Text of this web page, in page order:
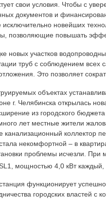
свои условия. Чтобы с
документов и
новейших
позволяющие повышать
новых участков
труб с соблюдением
Это позволяет
объектах
г. Челябинска открылась
из городского
лет местные жители
канализационный коллектор
некомфортной – в
проблемы исчезли.
мощностью 4,0 кВт
функционирует
городских властей